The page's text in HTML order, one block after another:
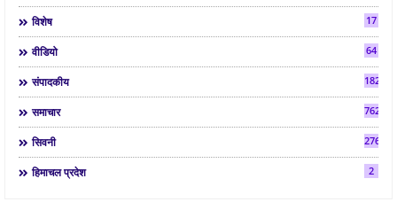
विशेष 17
वीडियो 64
संपादकीय 182
समाचार 7624
सिवनी 2763
हिमाचल प्रदेश 2